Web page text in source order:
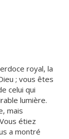
royal, la
; vous êtes
celui qui
lumière.
mais
étiez
a montré